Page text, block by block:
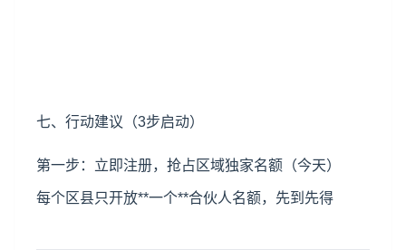
七、行动建议（3步启动）
第一步：立即注册，抢占区域独家名额（今天）
每个区县只开放**一个**合伙人名额，先到先得